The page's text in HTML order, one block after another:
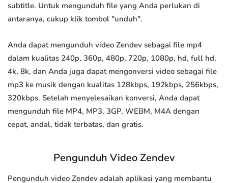
subtitle. Untuk mengunduh file yang Anda perlukan di
antaranya, cukup klik tombol "unduh".
Anda dapat mengunduh video Zendev sebagai file mp4
dalam kualitas 240p, 360p, 480p, 720p, 1080p, hd, full hd,
4k, 8k, dan Anda juga dapat mengonversi video sebagai file
mp3 ke musik dengan kualitas 128kbps, 192kbps, 256kbps,
320kbps. Setelah menyelesaikan konversi, Anda dapat
mengunduh file MP4, MP3, 3GP, WEBM, M4A dengan
cepat, andal, tidak terbatas, dan gratis.
Pengunduh Video Zendev
Pengunduh video Zendev adalah aplikasi yang membantu